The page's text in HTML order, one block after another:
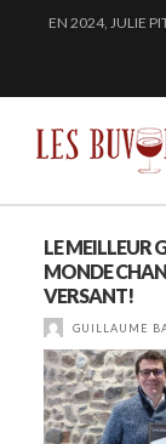
« SECRET
CHEZ
LE MEILLEUR
MONDE
VERSANT!
GUILLAUME